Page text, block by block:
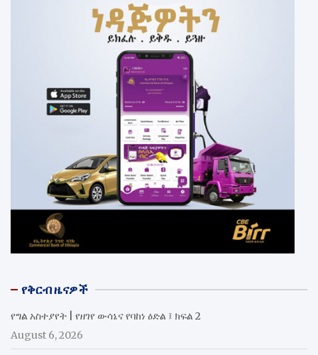
የቅርብ ዜናዎች
የግል አስተያየት | የዘገየ ውሳኔና የባከነ ዕድል ፤ ክፍል 2
August 6, 2026